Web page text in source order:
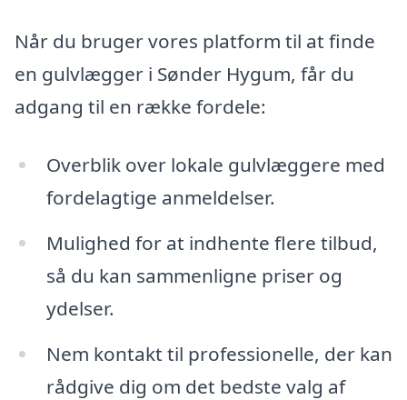
Når du bruger vores platform til at finde
en gulvlægger i Sønder Hygum, får du
adgang til en række fordele:
Overblik over lokale gulvlæggere med
fordelagtige anmeldelser.
Mulighed for at indhente flere tilbud,
så du kan sammenligne priser og
ydelser.
Nem kontakt til professionelle, der kan
rådgive dig om det bedste valg af